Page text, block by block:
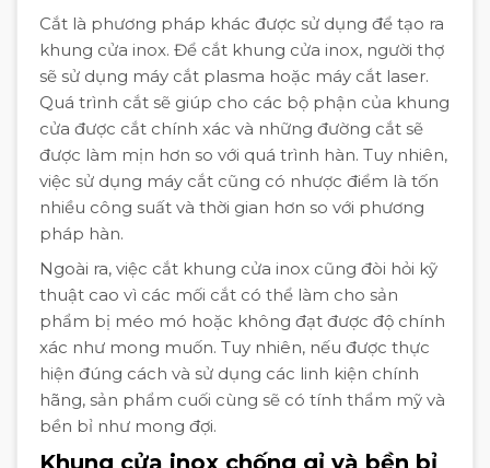
Cắt là phương pháp khác được sử dụng để tạo ra
khung cửa inox. Để cắt khung cửa inox, người thợ
sẽ sử dụng máy cắt plasma hoặc máy cắt laser.
Quá trình cắt sẽ giúp cho các bộ phận của khung
cửa được cắt chính xác và những đường cắt sẽ
được làm mịn hơn so với quá trình hàn. Tuy nhiên,
việc sử dụng máy cắt cũng có nhược điểm là tốn
nhiều công suất và thời gian hơn so với phương
pháp hàn.
Ngoài ra, việc cắt khung cửa inox cũng đòi hỏi kỹ
thuật cao vì các mối cắt có thể làm cho sản
phẩm bị méo mó hoặc không đạt được độ chính
xác như mong muốn. Tuy nhiên, nếu được thực
hiện đúng cách và sử dụng các linh kiện chính
hãng, sản phẩm cuối cùng sẽ có tính thẩm mỹ và
bền bỉ như mong đợi.
Khung cửa inox chống gỉ và bền bỉ